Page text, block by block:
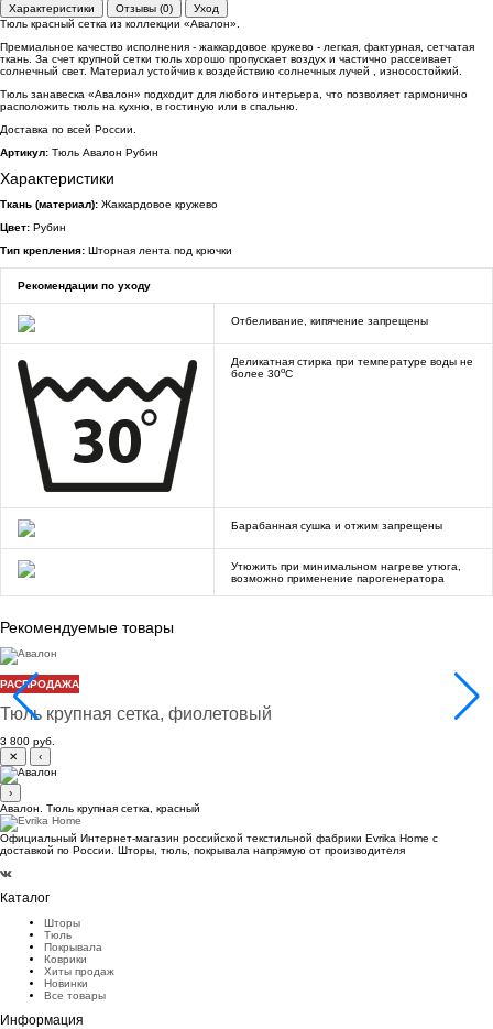
Характеристики Отзывы (0)
Уход
Тюль красный сетка из коллекции «Авалон».
Премиальное качество исполнения - жаккардовое кружево - легкая, фактурная, сетчатая
ткань. За счет крупной сетки тюль хорошо пропускает воздух и частично рассеивает
солнечный свет. Материал устойчив к воздействию солнечных лучей , износостойкий.
Тюль занавеска «Авалон» подходит для любого интерьера, что позволяет гармонично
расположить тюль на кухню, в гостиную или в спальню.
Доставка по всей России.
Артикул: Тюль Авалон Рубин
Характеристики
Ткань (материал): Жаккардовое кружево
Цвет: Рубин
Тип крепления: Шторная лента под крючки
Рекомендации по уходу
Отбеливание, кипячение запрещены
Деликатная стирка при температуре воды не
более 30oC
Барабанная сушка и отжим запрещены
Утюжить при минимальном нагреве утюга,
возможно применение парогенератора
Рекомендуемые товары
РАСПРОДАЖА
Авалон
Тюль крупная сетка, фиолетовый
3 800 руб.
✕
‹
›
Авалон. Тюль крупная сетка, красный
Официальный Интернет-магазин российской текстильной фабрики Evrika Home c
доставкой по России. Шторы, тюль, покрывала напрямую от производителя
Каталог
Шторы
Тюль
Покрывала
Коврики
Хиты продаж
Новинки
Все товары
Информация